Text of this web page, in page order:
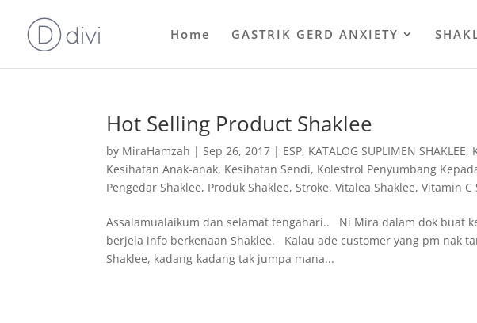
Home GASTRIK GERD ANXIETY
Hot Selling Product Shaklee
by MiraHamzah |Sep 26, 2017 | ESP, KATALOG SUPLIMEN SHAKLEE,
Kesihatan Anak-anak, Kesihatan Sendi, Kolestrol Penyumbang
Pengedar Shaklee, Produk Shaklee,Stroke,Vitalea Shaklee,Vitamin C
Assalamualaikum dan selamat tengahari.. Ni Mira dalam dok buat
berjela info berkenaan Shaklee. Kalau ade customer yang pm nak
Shaklee, kadang-kadang tak jumpa mana...